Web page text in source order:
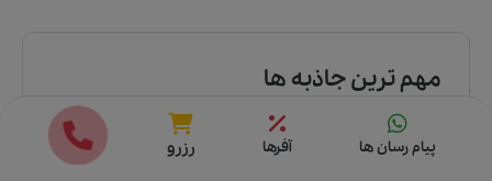
مهم ترین جاذبه ها
محله سلطان احمد 910 متر
Sultanahmet District
قیمت ها رزرو
پیام رسان ها آفرها رزرو